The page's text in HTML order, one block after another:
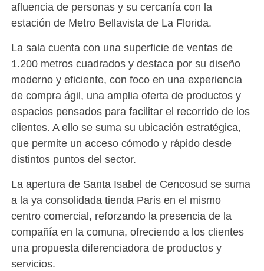
afluencia de personas y su cercanía con la
estación de Metro Bellavista de La Florida.
La sala cuenta con una superficie de ventas de
1.200 metros cuadrados y destaca por su diseño
moderno y eficiente, con foco en una experiencia
de compra ágil, una amplia oferta de productos y
espacios pensados para facilitar el recorrido de los
clientes. A ello se suma su ubicación estratégica,
que permite un acceso cómodo y rápido desde
distintos puntos del sector.
La apertura de Santa Isabel de Cencosud se suma
a la ya consolidada tienda Paris en el mismo
centro comercial, reforzando la presencia de la
compañía en la comuna, ofreciendo a los clientes
una propuesta diferenciadora de productos y
servicios.